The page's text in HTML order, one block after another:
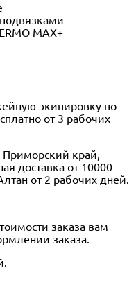
MAX+
экипировку по
от 3 рабочих
Приморский край,
доставка от 10000
от 2 рабочих дней.
заказа вам
заказа.